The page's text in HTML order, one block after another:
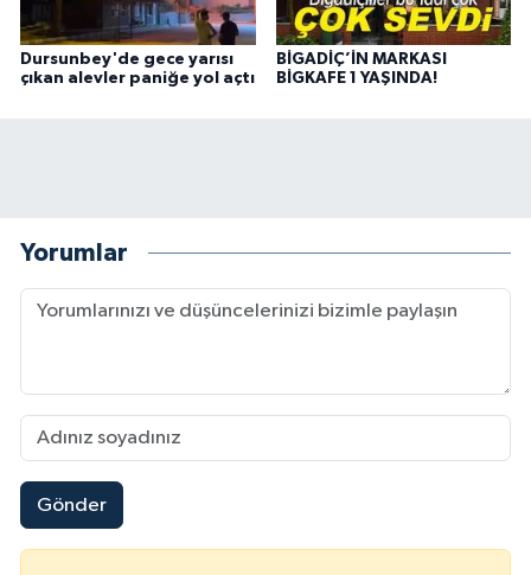
Dursunbey'de gece yarısı
çıkan alevler paniğe yol açtı
BİGADİÇ’İN MARKASI
BİGKAFE 1 YAŞINDA!
Yorumlar
Gönder